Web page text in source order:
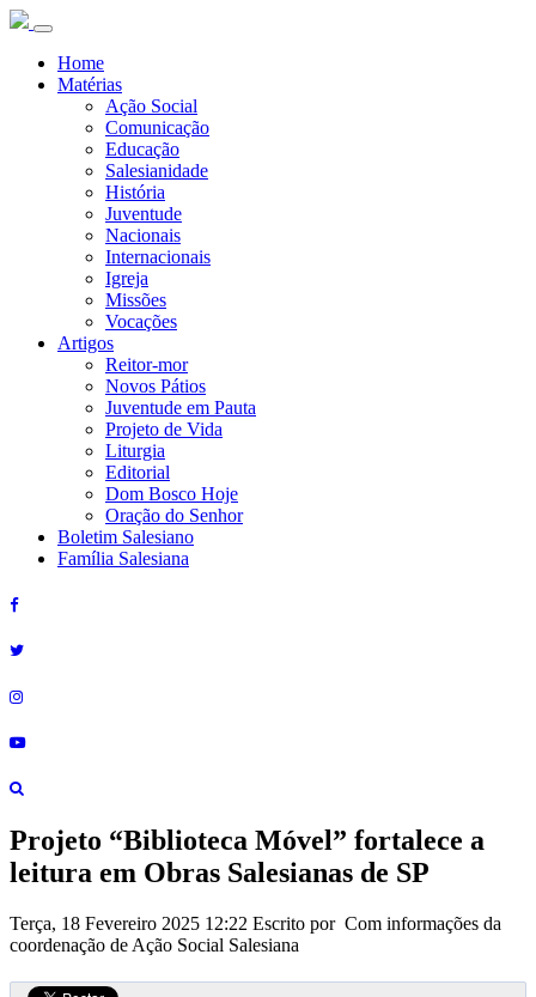
Home
Matérias
Ação Social
Comunicação
Educação
Salesianidade
História
Juventude
Nacionais
Internacionais
Igreja
Missões
Vocações
Artigos
Reitor-mor
Novos Pátios
Juventude em Pauta
Projeto de Vida
Liturgia
Editorial
Dom Bosco Hoje
Oração do Senhor
Boletim Salesiano
Família Salesiana
Projeto “Biblioteca Móvel” fortalece a
leitura em Obras Salesianas de SP
Terça, 18 Fevereiro 2025 12:22 Escrito por Com informações da
coordenação de Ação Social Salesiana